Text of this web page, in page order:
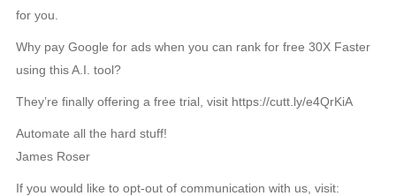
for you.
Why pay Google for ads when you can rank for free 30X Faster
using this A.I. tool?
They’re finally offering a free trial, visit https://cutt.ly/e4QrKiA
Automate all the hard stuff!
James Roser
If you would like to opt-out of communication with us, visit: